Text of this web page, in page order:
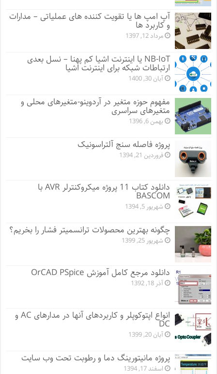
آپ امپ ها یا تقویت کننده های عملیاتی – مدارات
و کاربرد ها
مرداد 12, 1397
NB-IoT یا اینترنت اشیا کم پهنا – نسل بعدی
ارتباطات شبکه برای اینترنت اشیا
آبان 30, 1400
مفهوم حوزه متغیر در آردوینو-متغیرهای محلی و
متغیرهای سراسری
بهمن 6, 1396
پروژه فاصله سنج آلتراسونیک
فروردین 21, 1394
دانلود کتاب 11 پروژه میکروکنترلر AVR با
BASCOM
شهریور 5, 1394
چگونه بهترین محصولات ترانسمیتر فشار را بخریم؟
شهریور 25, 1399
دانلود مرجع کامل آموزش OrCAD PSpice
آذر 18, 1392
انواع اپتوکوپلر و کاربردهای آنها در مدارهای AC و
DC
آبان 20, 1399
پروژه مانيتورينگ دما و رطوبت تحت وب سایت
اسفند 17, 1394